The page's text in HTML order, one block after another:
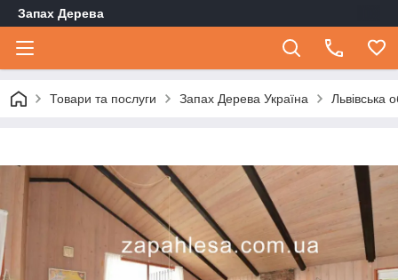
Запах Дерева
Товари та послуги Запах Дерева Україна Львівська